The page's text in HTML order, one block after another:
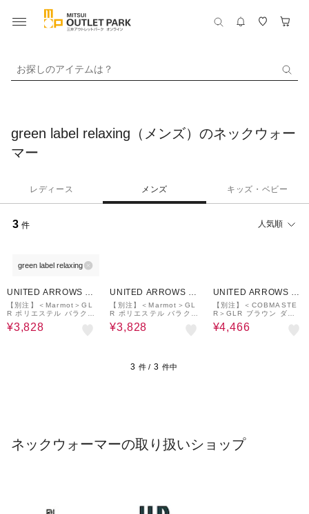
お探しのアイテムは？
green label relaxing（メンズ）のネックウォー
マー
レディース メンズ キッズ・ベビー
3 件 人気順
green label relaxing
UNITED ARROWS O
UTLET
【別注】＜Marmot＞GL
R ポリエステル バラクラ
バ
¥3,828
UNITED ARROWS O
UTLET
【別注】＜Marmot＞GL
R ポリエステル バラクラ
バ
¥3,828
UNITED ARROWS O
UTLET
【別注】＜COBMASTE
R＞GLR ブラウン ダウ
ン ネックウォーマー
¥4,466
3 件 / 3 件中
ネックウォーマーの取り扱いショップ